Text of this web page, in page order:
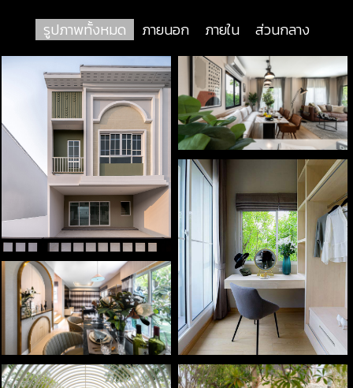
รูปภาพทั้งหมด ภายนอก ภายใน ส่วนกลาง